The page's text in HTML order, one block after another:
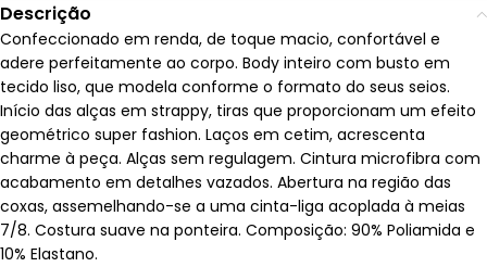
Descrição
Confeccionado em renda, de toque macio, confortável e
adere perfeitamente ao corpo. Body inteiro com busto em
tecido liso, que modela conforme o formato do seus seios.
Início das alças em strappy, tiras que proporcionam um efeito
geométrico super fashion. Laços em cetim, acrescenta
charme à peça. Alças sem regulagem. Cintura microfibra com
acabamento em detalhes vazados. Abertura na região das
coxas, assemelhando-se a uma cinta-liga acoplada à meias
7/8. Costura suave na ponteira. Composição: 90% Poliamida e
10% Elastano.